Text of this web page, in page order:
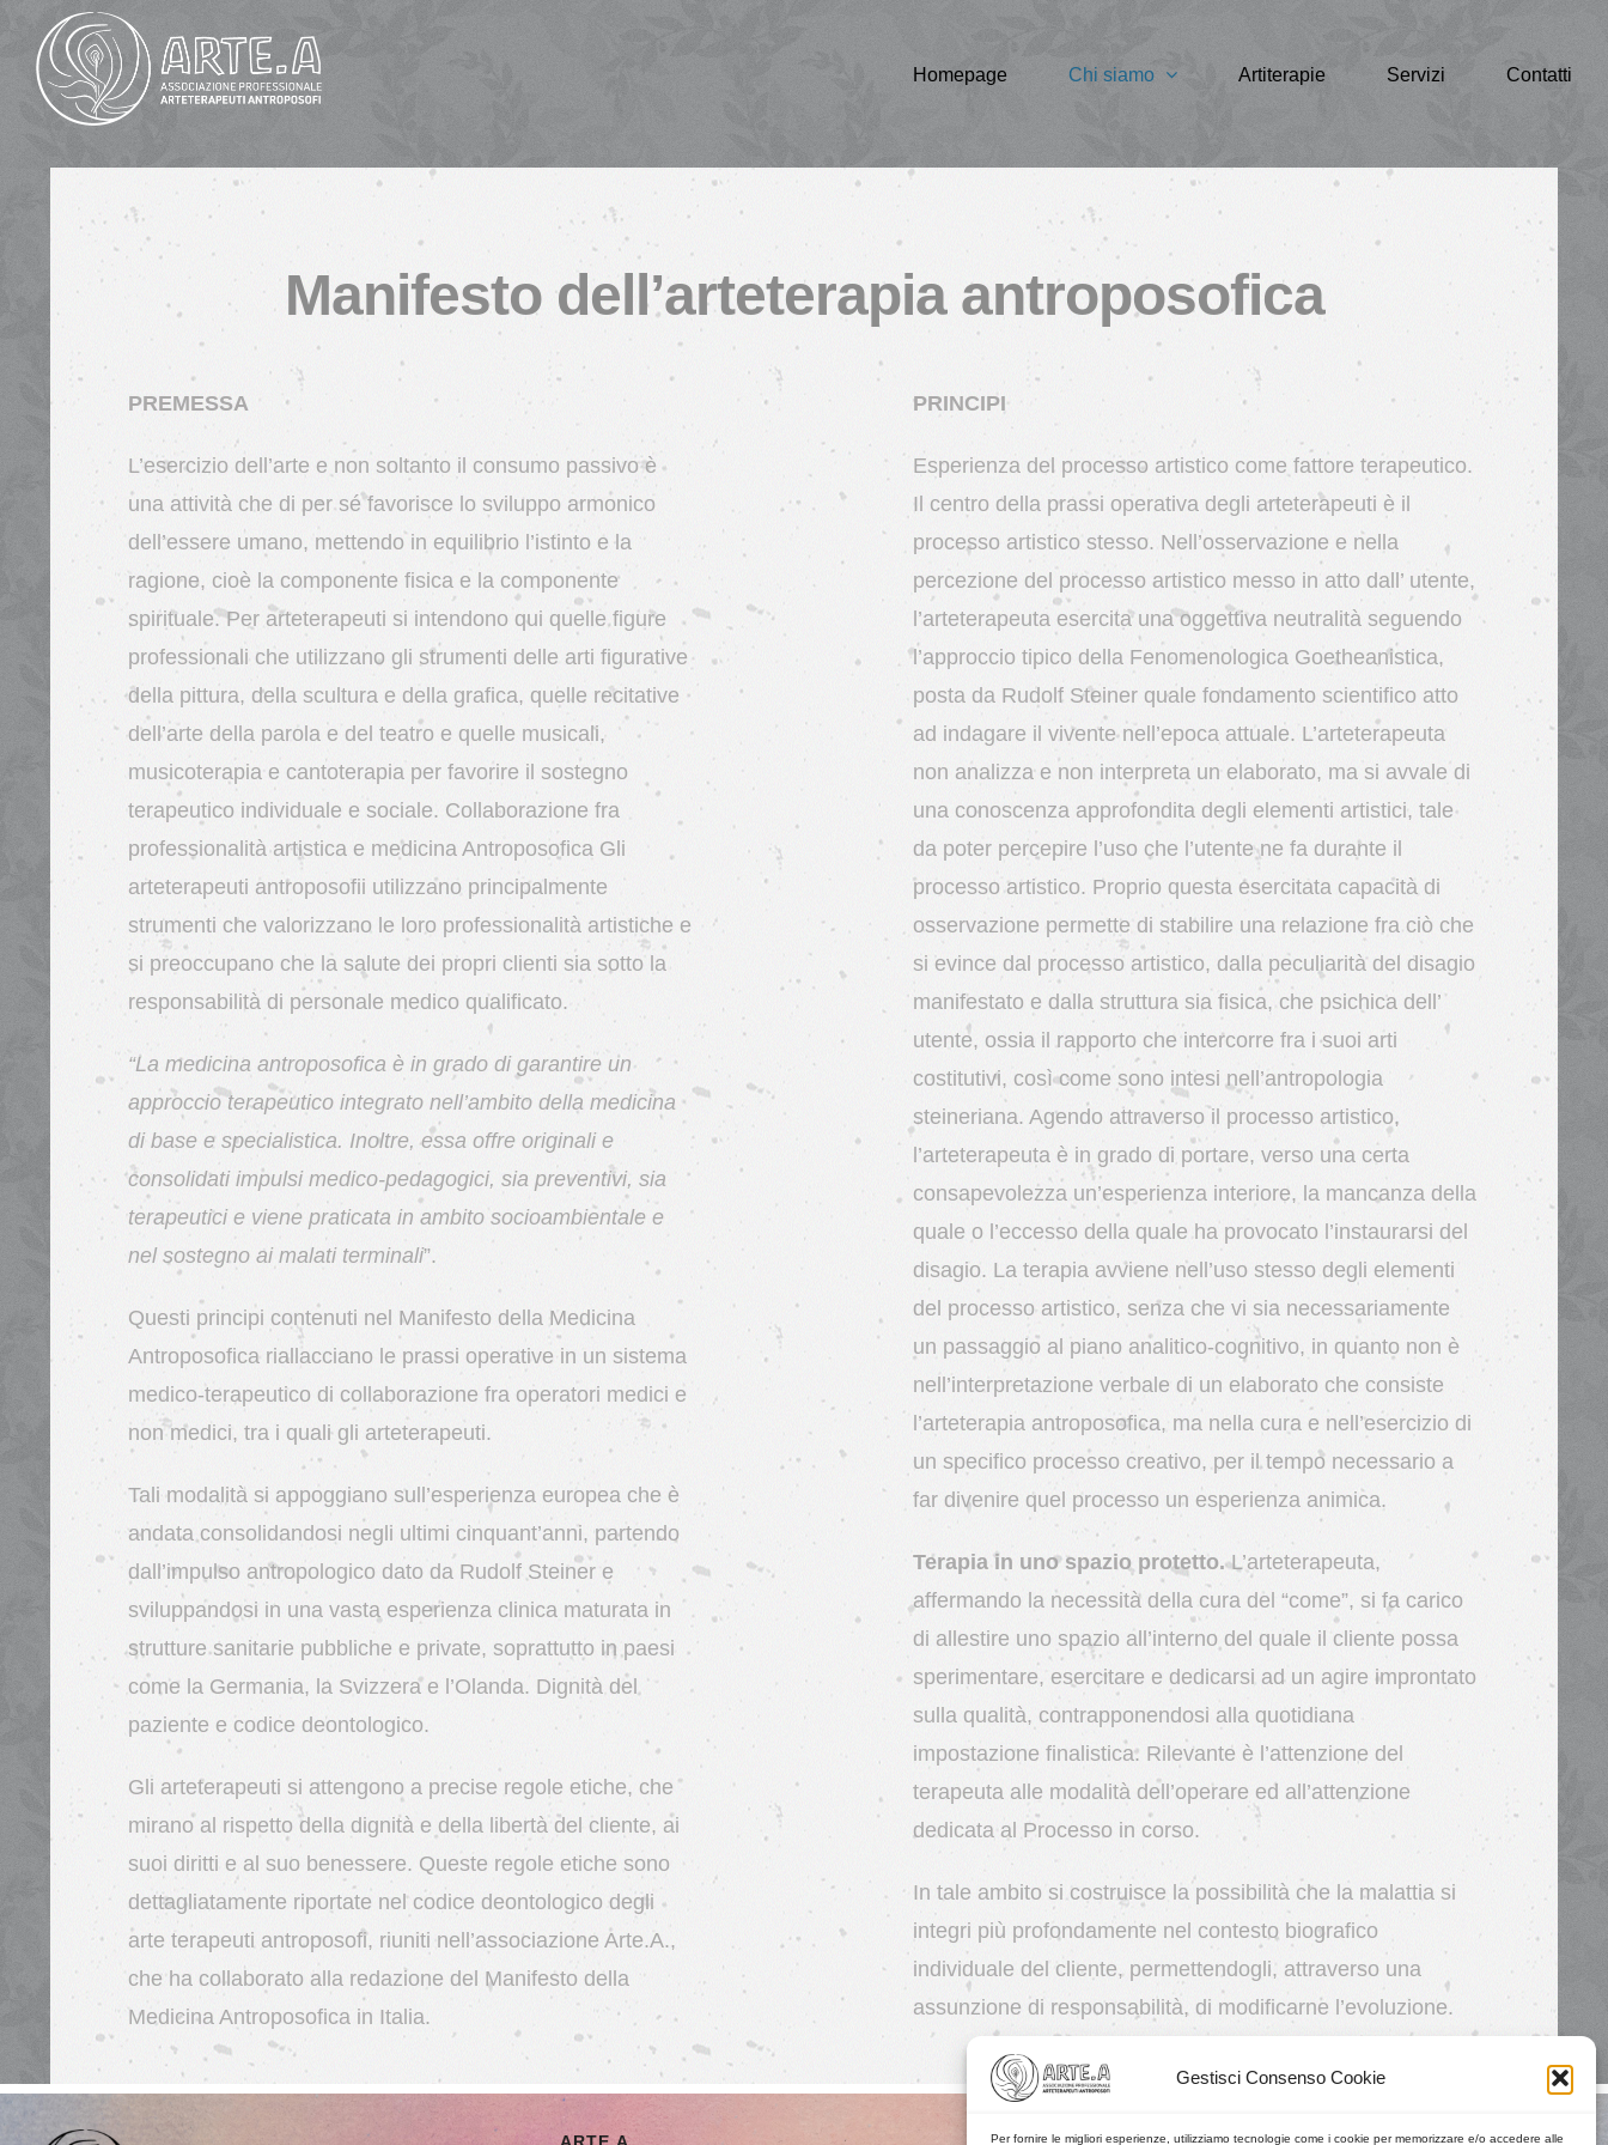
Gestisci Consenso Cookie
Per fornire le migliori esperienze, utilizziamo tecnologie come i cookie per memorizzare e/o accedere alle
contenuto
Homepage Chi siamo Artiterapie Servizi Contatti
Manifesto dell’arteterapia antroposofica
PREMESSA
L’esercizio dell’arte e non soltanto il consumo passivo è
una attività che di per sé favorisce lo sviluppo armonico
dell’essere umano, mettendo in equilibrio l’istinto e la
ragione, cioè la componente fisica e la componente
spirituale. Per arteterapeuti si intendono qui quelle figure
professionali che utilizzano gli strumenti delle arti figurative
della pittura, della scultura e della grafica, quelle recitative
dell’arte della parola e del teatro e quelle musicali,
musicoterapia e cantoterapia per favorire il sostegno
terapeutico individuale e sociale. Collaborazione fra
professionalità artistica e medicina Antroposofica Gli
arteterapeuti antroposofii utilizzano principalmente
strumenti che valorizzano le loro professionalità artistiche e
si preoccupano che la salute dei propri clienti sia sotto la
responsabilità di personale medico qualificato.
“La medicina antroposofica è in grado di garantire un
approccio terapeutico integrato nell’ambito della medicina
di base e specialistica. Inoltre, essa offre originali e
consolidati impulsi medico-pedagogici, sia preventivi, sia
terapeutici e viene praticata in ambito socioambientale e
nel sostegno ai malati terminali”.
Questi principi contenuti nel Manifesto della Medicina
Antroposofica riallacciano le prassi operative in un sistema
medico-terapeutico di collaborazione fra operatori medici e
non medici, tra i quali gli arteterapeuti.
Tali modalità si appoggiano sull’esperienza europea che è
andata consolidandosi negli ultimi cinquant’anni, partendo
dall’impulso antropologico dato da Rudolf Steiner e
sviluppandosi in una vasta esperienza clinica maturata in
strutture sanitarie pubbliche e private, soprattutto in paesi
come la Germania, la Svizzera e l’Olanda. Dignità del
paziente e codice deontologico.
Gli arteterapeuti si attengono a precise regole etiche, che
mirano al rispetto della dignità e della libertà del cliente, ai
suoi diritti e al suo benessere. Queste regole etiche sono
dettagliatamente riportate nel codice deontologico degli
arte terapeuti antroposofi, riuniti nell’associazione Arte.A.,
che ha collaborato alla redazione del Manifesto della
Medicina Antroposofica in Italia.
PRINCIPI
Esperienza del processo artistico come fattore terapeutico.
Il centro della prassi operativa degli arteterapeuti è il
processo artistico stesso. Nell’osservazione e nella
percezione del processo artistico messo in atto dall’ utente,
l’arteterapeuta esercita una oggettiva neutralità seguendo
l’approccio tipico della Fenomenologica Goetheanistica,
posta da Rudolf Steiner quale fondamento scientifico atto
ad indagare il vivente nell’epoca attuale. L’arteterapeuta
non analizza e non interpreta un elaborato, ma si avvale di
una conoscenza approfondita degli elementi artistici, tale
da poter percepire l’uso che l’utente ne fa durante il
processo artistico. Proprio questa esercitata capacità di
osservazione permette di stabilire una relazione fra ciò che
si evince dal processo artistico, dalla peculiarità del disagio
manifestato e dalla struttura sia fisica, che psichica dell’
utente, ossia il rapporto che intercorre fra i suoi arti
costitutivi, così come sono intesi nell’antropologia
steineriana. Agendo attraverso il processo artistico,
l’arteterapeuta è in grado di portare, verso una certa
consapevolezza un’esperienza interiore, la mancanza della
quale o l’eccesso della quale ha provocato l’instaurarsi del
disagio. La terapia avviene nell’uso stesso degli elementi
del processo artistico, senza che vi sia necessariamente
un passaggio al piano analitico-cognitivo, in quanto non è
nell’interpretazione verbale di un elaborato che consiste
l’arteterapia antroposofica, ma nella cura e nell’esercizio di
un specifico processo creativo, per il tempo necessario a
far divenire quel processo un esperienza animica.
Terapia in uno spazio protetto.L’arteterapeuta,
affermando la necessità della cura del “come”, si fa carico
di allestire uno spazio all’interno del quale il cliente possa
sperimentare, esercitare e dedicarsi ad un agire improntato
sulla qualità, contrapponendosi alla quotidiana
impostazione finalistica. Rilevante è l’attenzione del
terapeuta alle modalità dell’operare ed all’attenzione
dedicata al Processo in corso.
In tale ambito si costruisce la possibilità che la malattia si
integri più profondamente nel contesto biografico
individuale del cliente, permettendogli, attraverso una
assunzione di responsabilità, di modificarne l’evoluzione.